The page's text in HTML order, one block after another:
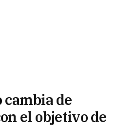
de
el objetivo de